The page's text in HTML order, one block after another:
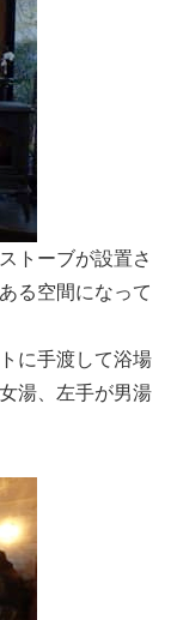
トーブが設置さ
る空間になって
に手渡して浴場
湯、左手が男湯